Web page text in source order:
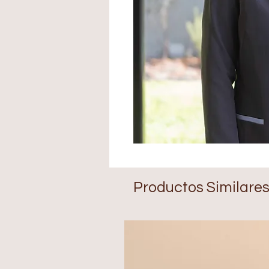
Productos Similares